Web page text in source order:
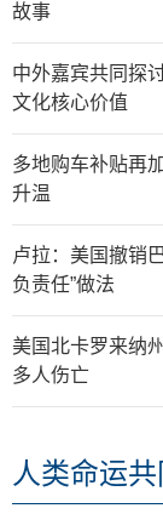
故事
中外嘉宾共同探
文化核心价值
多地购车补贴再
升温
卢拉：美国撤销
负责任”做法
美国北卡罗来纳
多人伤亡
人类命运